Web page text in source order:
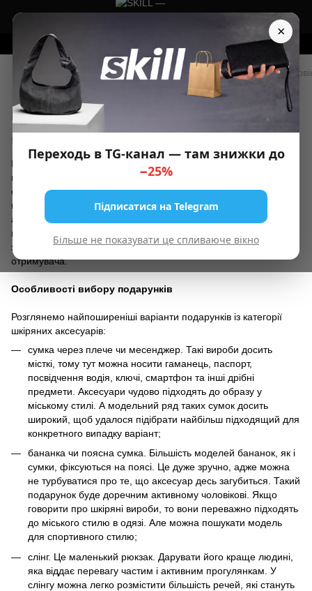
×
Переходь в TG-канал — там знижки до
−25%
Підписатися на Telegram
Більше не показувати це спливаюче вікно
Замовляйте на сайті - отримуйте ПОДАРУНОК 🎁
▫️ Блог Виріб з натуральної шкіри – кращий подарунок
Виріб з натуральної шкіри – кращий
подарунок чоловіку
5 жовтня 2023
Вибираючи подарунок для чоловіка, слід пам'ятати, що
представники сильної половини людства цінують у речах
стильний, але стриманий вигляд, практичність і довговічність. І
всім перерахованим критеріям ідеально відповідають шкіряні
аксесуари. Вибір можна зупинити на сумці, слінгу, клатчі,
гаманці, ключниці і т.д. Щоб ухвалити правильне рішення,
звичайно, потрібно врахувати смак, спосіб життя, потреби
отримувача.
Особливості вибору подарунків
Розглянемо найпоширеніші варіанти подарунків із категорії
шкіряних аксесуарів:
сумка через плече чи месенджер. Такі вироби досить
місткі, тому тут можна носити гаманець, паспорт,
посвідчення водія, ключі, смартфон та інші дрібні
предмети. Аксесуари чудово підходять до образу у
міському стилі. А модельний ряд таких сумок досить
широкий, щоб удалося підібрати найбільш підходящий для
конкретного випадку варіант;
бананка чи поясна сумка. Більшість моделей бананок, як і
сумки, фіксуються на поясі. Це дуже зручно, адже можна
не турбуватися про те, що аксесуар десь загубиться. Такий
подарунок буде доречним активному чоловікові. Якщо
говорити про шкіряні вироби, то вони переважно підходять
до міського стилю в одязі. Але можна пошукати модель
для спортивного стилю;
слінг. Це маленький рюкзак. Дарувати його краще людині,
яка віддає перевагу частим і активним прогулянкам. У
слінгу можна легко розмістити більшість речей, які стануть